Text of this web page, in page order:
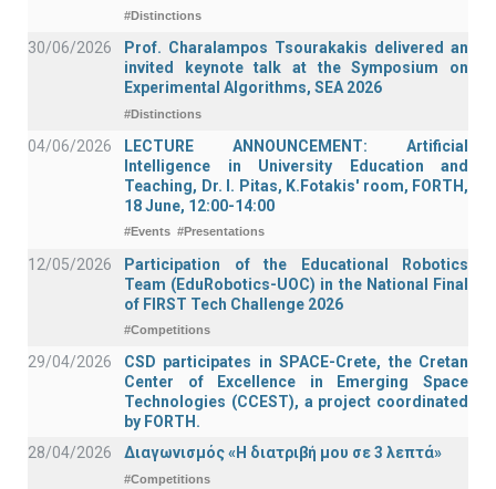
#Distinctions
30/06/2026
Prof. Charalampos Tsourakakis delivered an
invited keynote talk at the Symposium on
Experimental Algorithms, SEA 2026
#Distinctions
04/06/2026
LECTURE ANNOUNCEMENT: Artificial
Intelligence in University Education and
Teaching, Dr. I. Pitas, K.Fotakis' room, FORTH,
18 June, 12:00-14:00
#Events #Presentations
12/05/2026
Participation of the Educational Robotics
Team (EduRobotics-UOC) in the National Final
of FIRST Tech Challenge 2026
#Competitions
29/04/2026
CSD participates in SPACE-Crete, the Cretan
Center of Excellence in Emerging Space
Technologies (CCEST), a project coordinated
by FORTH.
28/04/2026
Διαγωνισμός «Η διατριβή μου σε 3 λεπτά»
#Competitions